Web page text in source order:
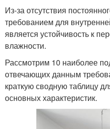
Из-за отсутствия
требованием для
является устойчивость к
влажности.
Рассмотрим 10 наиболее
отвечающих данным
краткую сводную таблицу
основных характеристик.